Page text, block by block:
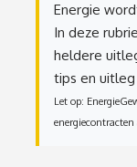
Energie
In deze
heldere
tips en
Let op:
energiecontracten